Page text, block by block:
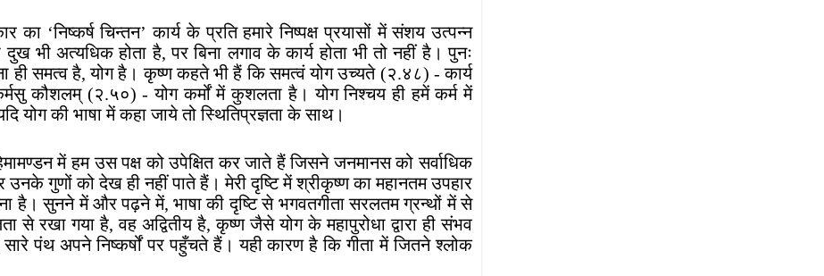
का ‘निष्कर्ष चिन्तन’ कार्य के प्रति हमारे निष्पक्ष प्रयासों में संशय उत्पन्न
भी अत्यधिक होता है, पर बिना लगाव के कार्य होता भी तो नहीं है। पुनः
ही समत्व है, योग है। कृष्ण कहते भी हैं कि समत्वं योग उच्यते (२.४८) - कार्य
कौशलम् (२.५०) - योग कर्मों में कुशलता है। योग निश्चय ही हमें कर्म में
योग की भाषा में कहा जाये तो स्थितिप्रज्ञता के साथ।
में हम उस पक्ष को उपेक्षित कर जाते हैं जिसने जनमानस को सर्वाधिक
गुणों को देख ही नहीं पाते हैं। मेरी दृष्टि में श्रीकृष्ण का महानतम उपहार
है। सुनने में और पढ़ने में, भाषा की दृष्टि से भगवतगीता सरलतम ग्रन्थों में से
गया है, वह अद्वितीय है, कृष्ण जैसे योग के महापुरोधा द्वारा ही संभव
पंथ अपने निष्कर्षों पर पहुँचते हैं। यही कारण है कि गीता में जितने श्लोक